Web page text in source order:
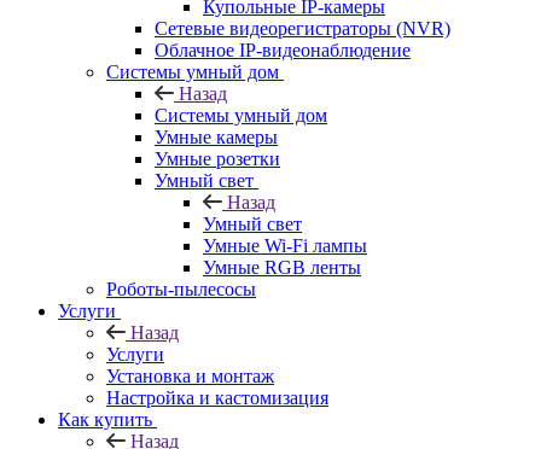
Купольные IP-камеры
Сетевые видеорегистраторы (NVR)
Облачное IP-видеонаблюдение
Системы умный дом
Назад
Системы умный дом
Умные камеры
Умные розетки
Умный свет
Назад
Умный свет
Умные Wi-Fi лампы
Умные RGB ленты
Роботы-пылесосы
Услуги
Назад
Услуги
Установка и монтаж
Настройка и кастомизация
Как купить
Назад